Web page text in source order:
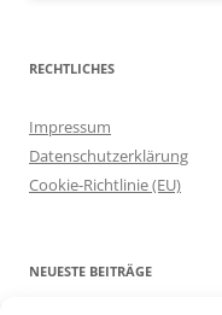
RECHTLICHES
Impressum
Datenschutzerklärung
Cookie-Richtlinie (EU)
NEUESTE BEITRÄGE